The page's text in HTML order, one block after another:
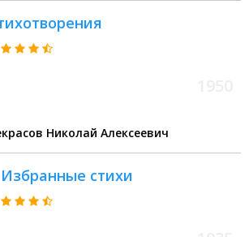
Николай Алексеевич
Избранные стихи